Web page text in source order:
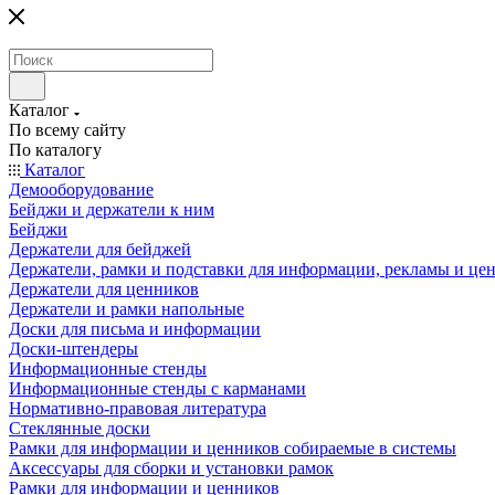
Каталог
По всему сайту
По каталогу
Каталог
Демооборудование
Бейджи и держатели к ним
Бейджи
Держатели для бейджей
Держатели, рамки и подставки для информации, рекламы и
Держатели для ценников
Держатели и рамки напольные
Доски для письма и информации
Доски-штендеры
Информационные стенды
Информационные стенды с карманами
Нормативно-правовая литература
Стеклянные доски
Рамки для информации и ценников собираемые в системы
Аксессуары для сборки и установки рамок
Рамки для информации и ценников